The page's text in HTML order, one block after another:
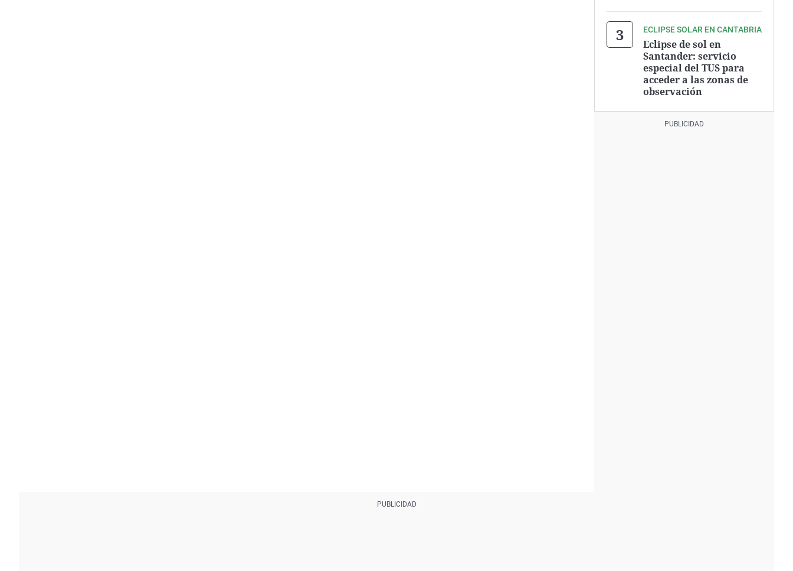
ECLIPSE SOLAR EN CANTABRIA
Eclipse de sol en
Santander: servicio
especial del TUS para
acceder a las zonas de
observación